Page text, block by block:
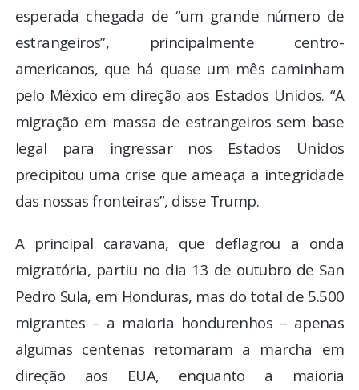
esperada chegada de “um grande número de
estrangeiros”, principalmente centro-
americanos, que há quase um mês caminham
pelo México em direção aos Estados Unidos. “A
migração em massa de estrangeiros sem base
legal para ingressar nos Estados Unidos
precipitou uma crise que ameaça a integridade
das nossas fronteiras”, disse Trump.
A principal caravana, que deflagrou a onda
migratória, partiu no dia 13 de outubro de San
Pedro Sula, em Honduras, mas do total de 5.500
migrantes – a maioria hondurenhos – apenas
algumas centenas retomaram a marcha em
direção aos EUA, enquanto a maioria